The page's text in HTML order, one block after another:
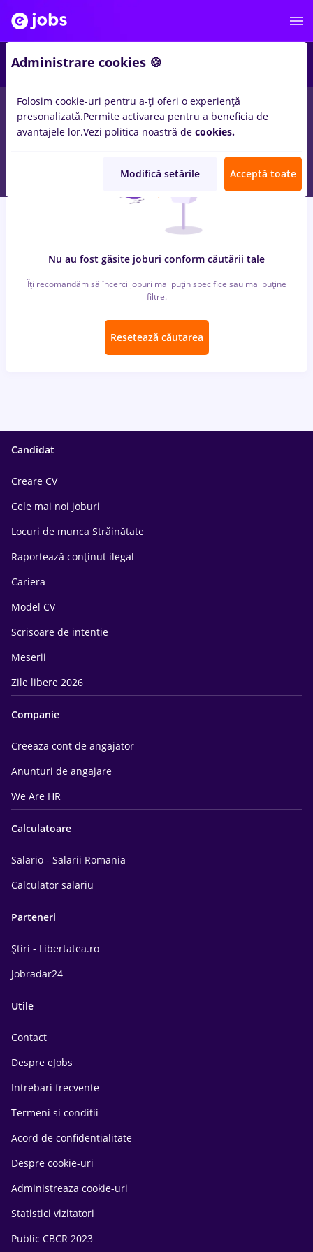
locuri de muncafinante in Banci, Medicina / Sanatate
Nu au fost găsite joburi conform căutării tale
Îți recomandăm să încerci joburi mai puțin specifice sau mai puține
filtre.
Resetează căutarea
Candidat
Creare CV
Cele mai noi joburi
Locuri de munca Străinătate
Raportează conținut ilegal
Cariera
Model CV
Scrisoare de intentie
Meserii
Zile libere 2026
Companie
Creeaza cont de angajator
Anunturi de angajare
We Are HR
Calculatoare
Salario - Salarii Romania
Calculator salariu
Parteneri
Știri - Libertatea.ro
Jobradar24
Utile
Contact
Despre eJobs
Intrebari frecvente
Termeni si conditii
Acord de confidentialitate
Despre cookie-uri
Administreaza cookie-uri
Statistici vizitatori
Public CBCR 2023
Administrare cookies 🍪
Folosim cookie-uri pentru a-ți oferi o experiență
presonalizată.Permite activarea pentru a beneficia de
avantajele lor.Vezi politica noastră de cookies.
Modifică setările Acceptă toate